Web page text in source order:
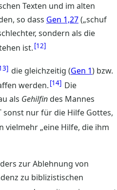
Texten und im alten
so dass Gen 1,27(„schuf
sondern als die
ist. 12
die gleichzeitig (Gen 1) bzw.
werden. 14
Die
als Gehilfindes Mannes
sonst nur für die Hilfe Gottes,
vielmehr „eine Hilfe, die ihm
zur Ablehnung von
zu biblizistischen